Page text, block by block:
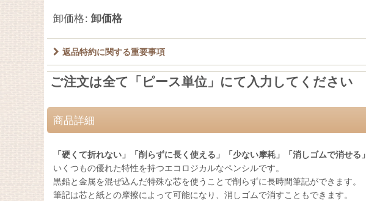
卸価格: 卸価格
返品特約に関する重要事項
ご注文は全て「ピース単位」にて入力してください
商品詳細
「硬くて折れない」「削らずに⾧く使える」「少ない摩耗」「消しゴムで消せる」
いくつもの優れた特性を持つエコロジカルなペンシルです。
黒鉛と金属を混ぜ込んだ特殊な芯を使うことで削らずに⾧時間筆記ができます。
筆記は芯と紙との摩擦によって可能になり、消しゴムで消すこともできます。